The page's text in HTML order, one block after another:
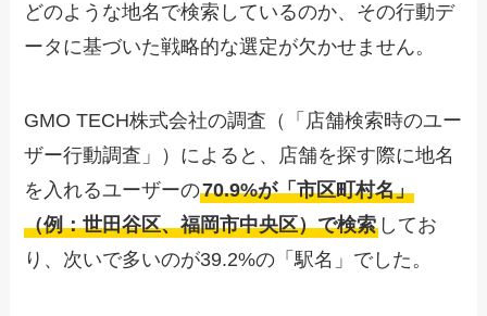
どのような地名で検索しているのか、その行動デ
ータに基づいた戦略的な選定が欠かせません。
GMO TECH株式会社の調査（「店舗検索時のユー
ザー行動調査」）によると、店舗を探す際に地名
を入れるユーザーの70.9%が「市区町村名」
（例：世田谷区、福岡市中央区）で検索 してお
り、次いで多いのが39.2%の「駅名」でした。